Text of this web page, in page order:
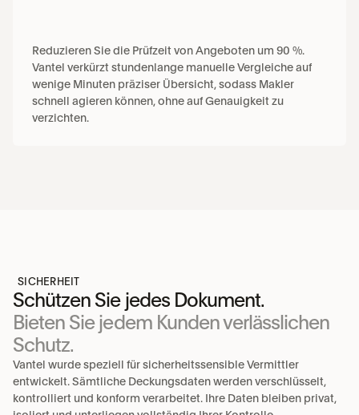
Reduzieren Sie die Prüfzeit von Angeboten um 90 %.
Vantel verkürzt stundenlange manuelle Vergleiche auf
wenige Minuten präziser Übersicht, sodass Makler
schnell agieren können, ohne auf Genauigkeit zu
verzichten.
SICHERHEIT
Schützen Sie jedes Dokument.
Bieten Sie jedem Kunden verlässlichen
Schutz.
Vantel wurde speziell für sicherheitssensible Vermittler
entwickelt. Sämtliche Deckungsdaten werden verschlüsselt,
kontrolliert und konform verarbeitet. Ihre Daten bleiben privat,